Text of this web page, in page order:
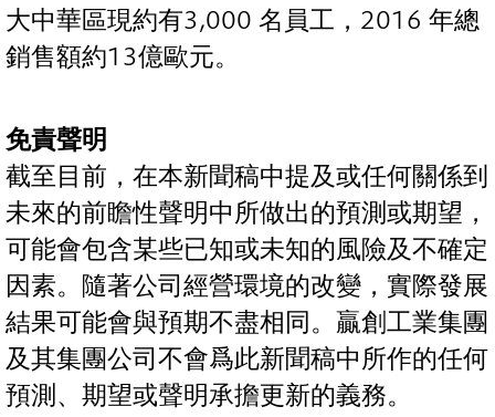
大中華區現約有3,000 名員工，2016 年總
銷售額約13億歐元。
免責聲明
截至目前，在本新聞稿中提及或任何關係到
未來的前瞻性聲明中所做出的預測或期望，
可能會包含某些已知或未知的風險及不確定
因素。隨著公司經營環境的改變，實際發展
結果可能會與預期不盡相同。贏創工業集團
及其集團公司不會爲此新聞稿中所作的任何
預測、期望或聲明承擔更新的義務。